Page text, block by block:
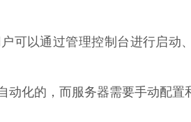
可以通过管理控制台进行启动
化的，而服务器需要手动配置